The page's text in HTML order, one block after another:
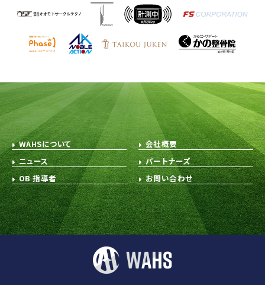
WAHSについて
会社概要
ニュース
パートナーズ
OB 指導者
お問い合わせ